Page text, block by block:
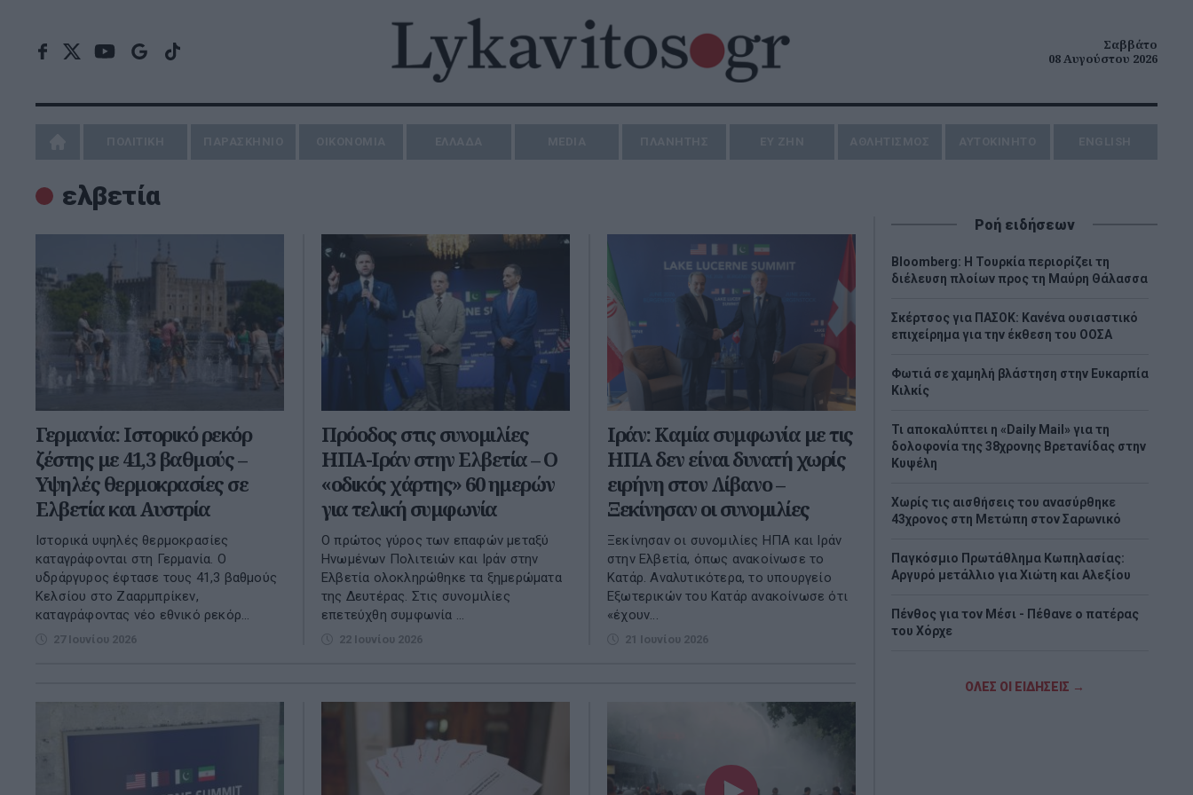
Σαββάτο
08 Αυγούστου 2026
ελβετία
Γερμανία: Ιστορικό ρεκόρ
ζέστης με 41,3 βαθμούς –
Υψηλές θερμοκρασίες σε
Ελβετία και Αυστρία
Ιστορικά υψηλές θερμοκρασίες
καταγράφονται στη Γερμανία. Ο
υδράργυρος έφτασε τους 41,3 βαθμούς
Κελσίου στο Ζααρμπρίκεν,
καταγράφοντας νέο εθνικό ρεκόρ...
27 Ιουνίου 2026
Πρόοδος στις συνομιλίες
ΗΠΑ-Ιράν στην Ελβετία – O
«οδικός χάρτης» 60 ημερών
για τελική συμφωνία
Ο πρώτος γύρος των επαφών μεταξύ
Ηνωμένων Πολιτειών και Ιράν στην
Ελβετία ολοκληρώθηκε τα ξημερώματα
της Δευτέρας. Στις συνομιλίες
επετεύχθη συμφωνία ...
22 Ιουνίου 2026
Ιράν: Καμία συμφωνία με τις
ΗΠΑ δεν είναι δυνατή χωρίς
ειρήνη στον Λίβανο –
Ξεκίνησαν οι συνομιλίες
Ξεκίνησαν οι συνομιλίες ΗΠΑ και Ιράν
στην Ελβετία, όπως ανακοίνωσε το
Κατάρ. Αναλυτικότερα, το υπουργείο
Εξωτερικών του Κατάρ ανακοίνωσε ότι
«έχουν...
21 Ιουνίου 2026
Ροή ειδήσεων
Bloomberg: Η Τουρκία περιορίζει τη
διέλευση πλοίων προς τη Μαύρη Θάλασσα
Σκέρτσος για ΠΑΣΟΚ: Κανένα ουσιαστικό
επιχείρημα για την έκθεση του ΟΟΣΑ
Φωτιά σε χαμηλή βλάστηση στην Ευκαρπία
Κιλκίς
Τι αποκαλύπτει η «Daily Mail» για τη
δολοφονία της 38χρονης Βρετανίδας στην
Κυψέλη
Χωρίς τις αισθήσεις του ανασύρθηκε
43χρονος στη Μετώπη στον Σαρωνικό
Παγκόσμιο Πρωτάθλημα Κωπηλασίας:
Αργυρό μετάλλιο για Χιώτη και Αλεξίου
Πένθος για τον Μέσι - Πέθανε ο πατέρας
του Χόρχε
γυναίκα που είχε εξαφανιστεί από την
ΟΛΕΣ ΟΙ ΕΙΔΗΣΕΙΣ →